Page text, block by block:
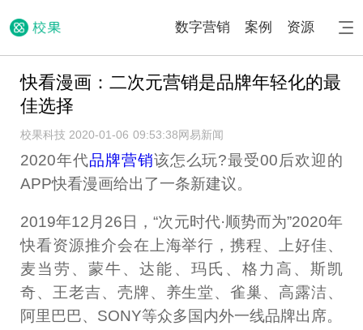
数字营销 案例 资源
快看漫画：二次元营销是品牌年轻化的最
佳选择
校果科技 2020-01-06 09:53:38网易新闻
2020年代品牌营销该怎么玩?最受00后欢迎的
APP快看漫画给出了一条新建议。
2019年12月26日，“次元时代·顺势而为”2020年
快看资源推介会在上海举行，携程、上好佳、
麦当劳、蒙牛、达能、玛氏、格力高、斯凯
奇、王老吉、壳牌、养生堂、雀巢、高露洁、
阿里巴巴、SONY等众多国内外一线品牌出席。